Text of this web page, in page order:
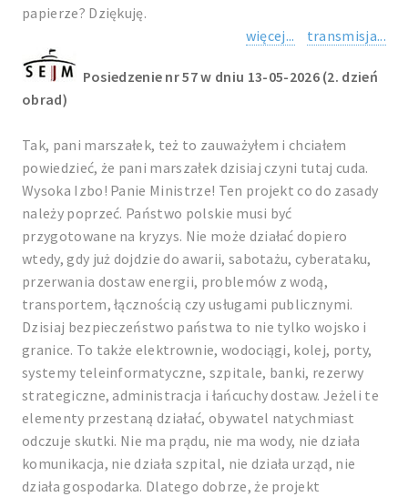
papierze? Dziękuję.
więcej...
transmisja...
Posiedzenie nr 57 w dniu 13-05-2026 (2. dzień
obrad)
Tak, pani marszałek, też to zauważyłem i chciałem
powiedzieć, że pani marszałek dzisiaj czyni tutaj cuda.
Wysoka Izbo! Panie Ministrze! Ten projekt co do zasady
należy poprzeć. Państwo polskie musi być
przygotowane na kryzys. Nie może działać dopiero
wtedy, gdy już dojdzie do awarii, sabotażu, cyberataku,
przerwania dostaw energii, problemów z wodą,
transportem, łącznością czy usługami publicznymi.
Dzisiaj bezpieczeństwo państwa to nie tylko wojsko i
granice. To także elektrownie, wodociągi, kolej, porty,
systemy teleinformatyczne, szpitale, banki, rezerwy
strategiczne, administracja i łańcuchy dostaw. Jeżeli te
elementy przestaną działać, obywatel natychmiast
odczuje skutki. Nie ma prądu, nie ma wody, nie działa
komunikacja, nie działa szpital, nie działa urząd, nie
działa gospodarka. Dlatego dobrze, że projekt